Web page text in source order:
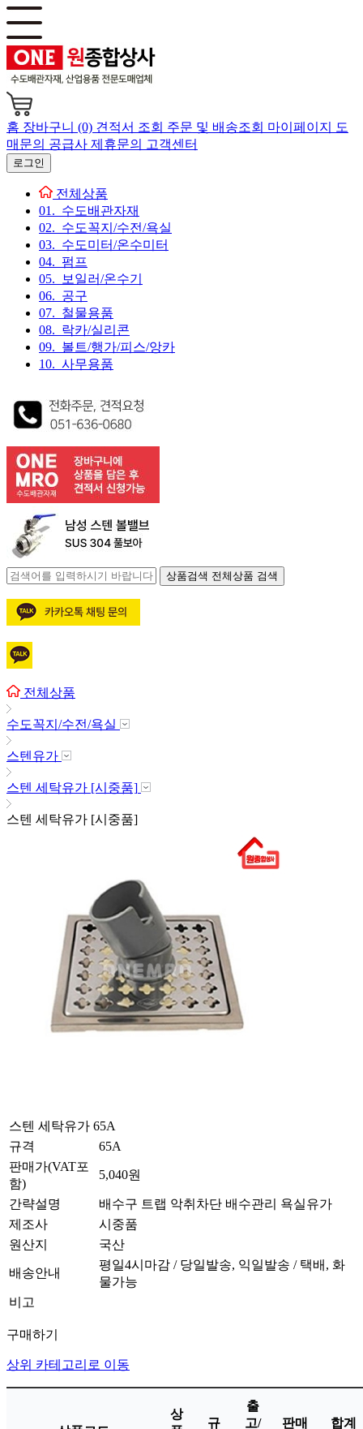
홈 장바구니 (0) 견적서 조회 주문 및 배송조회 마이페이지
도
매문의 공급사 제휴문의 고객센터
로그인
전체상품
01. 수도배관자재
02. 수도꼭지/수전/욕실
03. 수도미터/온수미터
04. 펌프
05. 보일러/온수기
06. 공구
07. 철물용품
08. 락카/실리콘
09. 볼트/행가/피스/앙카
10. 사무용품
상품검색 전체상품 검색
전체상품
수도꼭지/수전/욕실
스텐유가
스텐 세탁유가 [시중품]
스텐 세탁유가 [시중품]
스텐 세탁유가 65A
규격
65A
판매가(VAT포
함)
5,040원
간략설명
배수구 트랩 악취차단 배수관리 욕실유가
제조사
시중품
원산지
국산
배송안내
평일4시마감 / 당일발송, 익일발송 / 택배, 화
물가능
비고
구매하기
상위 카테고리로 이동
상
규
출
고/
판매
합계